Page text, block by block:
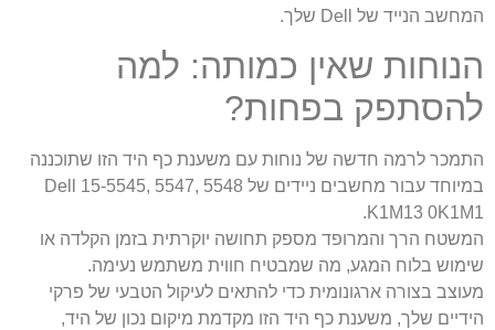
המחשב הנייד של Dell שלך.
הנוחות שאין כמותה: למה
להסתפק בפחות?
התמכר לרמה חדשה של נוחות עם משענת כף היד הזו שתוכננה
במיוחד עבור מחשבים ניידים של Dell 15-5545, 5547, 5548
K1M13 0K1M1.
המשטח הרך והמרופד מספק תחושה יוקרתית בזמן הקלדה או
שימוש בלוח המגע, מה שמבטיח חווית משתמש נעימה.
מעוצב בצורה ארגונומית כדי להתאים לעיקול הטבעי של פרקי
הידיים שלך, משענת כף היד הזו מקדמת מיקום נכון של היד,